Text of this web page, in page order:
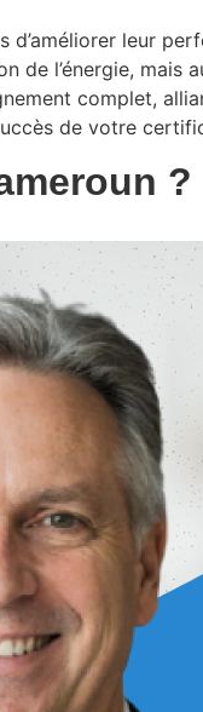
d’améliorer leur
de l’énergie, mais
complet,
de votre
?